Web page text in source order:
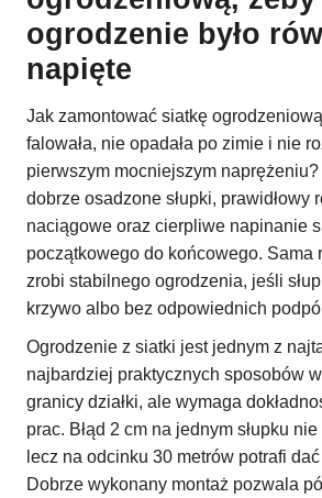
ogrodzenie było
napięte
Jak zamontować siatkę
falowała, nie opadała po zimie i nie
pierwszym mocniejszym
dobrze osadzone słupki, prawidłowy
naciągowe oraz cierpliwe napinanie
początkowego do końcowego. Sama
zrobi stabilnego ogrodzenia, jeśli
krzywo albo bez odpowiednich
Ogrodzenie z siatki jest jednym z
najbardziej praktycznych sposobów
granicy działki, ale wymaga
prac. Błąd 2 cm na jednym słupku
lecz na odcinku 30 metrów potrafi
Dobrze wykonany montaż pozwala